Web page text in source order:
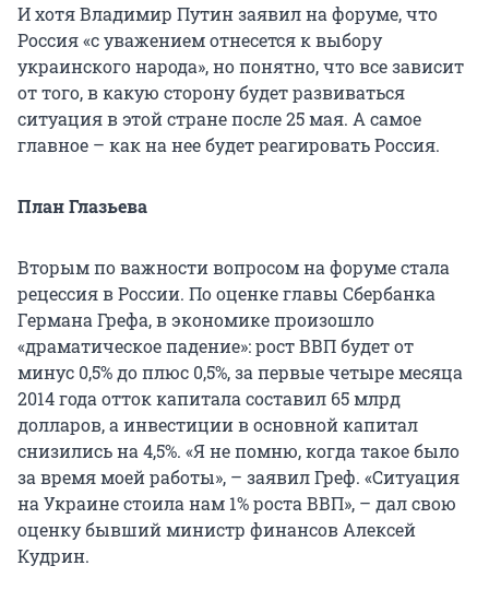
И хотя Владимир Путин заявил на форуме, что
Россия «с уважением отнесется к выбору
украинского народа», но понятно, что все зависит
от того, в какую сторону будет развиваться
ситуация в этой стране после 25 мая. А самое
главное – как на нее будет реагировать Россия.
План Глазьева
Вторым по важности вопросом на форуме стала
рецессия в России. По оценке главы Сбербанка
Германа Грефа, в экономике произошло
«драматическое падение»: рост ВВП будет от
минус 0,5% до плюс 0,5%, за первые четыре месяца
2014 года отток капитала составил 65 млрд
долларов, а инвестиции в основной капитал
снизились на 4,5%. «Я не помню, когда такое было
за время моей работы», – заявил Греф. «Ситуация
на Украине стоила нам 1% роста ВВП», – дал свою
оценку бывший министр финансов Алексей
Кудрин.